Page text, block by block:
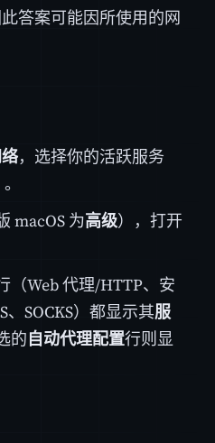
答案可能因所使用的网
，选择你的活跃服务
macOS 为高级），打开
（Web 代理/HTTP、安
SOCKS）都显示其服
的自动代理配置行则显